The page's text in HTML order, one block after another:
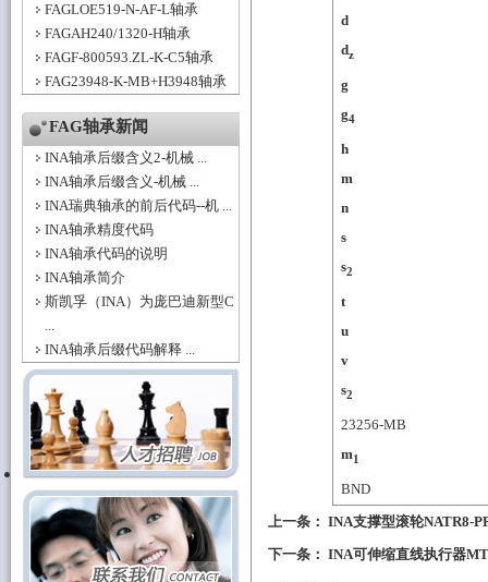
FAGLOE519-N-AF-L轴承
FAGAH240/1320-H轴承
FAGF-800593.ZL-K-C5轴承
FAG23948-K-MB+H3948轴承
FAG轴承新闻
INA轴承后缀含义2-机械 ...
INA轴承后缀含义-机械 ...
INA瑞典轴承的前后代码--机 ...
INA轴承精度代码
INA轴承代码的说明
INA轴承简介
斯凯孚（INA）为庞巴迪新型C
...
INA轴承后缀代码解释 ...
d
dz
g
g4
h
m
n
s
s2
t
u
v
s2
23256-MB
m1
BND
上一条： INA支撑型滚轮NATR8-
下一条： INA可伸缩直线执行器